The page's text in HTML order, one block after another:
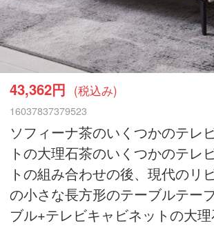
43,362円 (税込み)
16037837379523
ソフィーナ茶のいくつかのテレ
トの大理石茶のいくつかのテレ
トの組み合わせの後、現代のリ
の小さな長方形のテーブルテー
ブル+テレビキャビネットの大